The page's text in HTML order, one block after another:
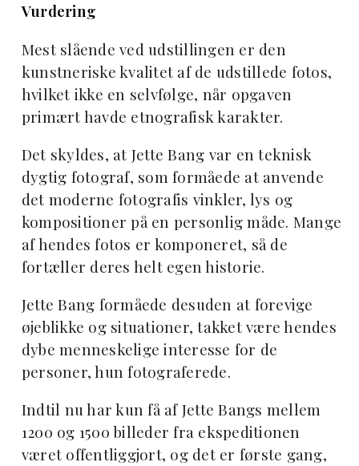
Vurdering
Mest slående ved udstillingen er den
kunstneriske kvalitet af de udstillede fotos,
hvilket ikke en selvfølge, når opgaven
primært havde etnografisk karakter.
Det skyldes, at Jette Bang var en teknisk
dygtig fotograf, som formåede at anvende
det moderne fotografis vinkler, lys og
kompositioner på en personlig måde. Mange
af hendes fotos er komponeret, så de
fortæller deres helt egen historie.
Jette Bang formåede desuden at forevige
øjeblikke og situationer, takket være hendes
dybe menneskelige interesse for de
personer, hun fotograferede.
Indtil nu har kun få af Jette Bangs mellem
1200 og 1500 billeder fra ekspeditionen
været offentliggjort, og det er første gang,